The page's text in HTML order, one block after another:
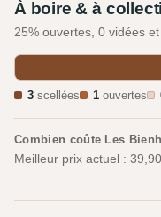
À boire & à
25% ouvertes, 0 vidées
3 scellées 1 ouvertes
Combien coûte Les
Meilleur prix actuel :